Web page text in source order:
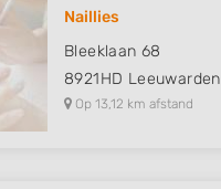
Naillies
Bleeklaan 68
8921HD Leeuwarden
Op 13,12 km afstand